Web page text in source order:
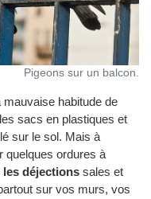
Pigeons sur un balcon.
habitude de
sacs en plastiques et
sur le sol. Mais à
quelques ordures à
les déjections sales et
sur vos murs, vos